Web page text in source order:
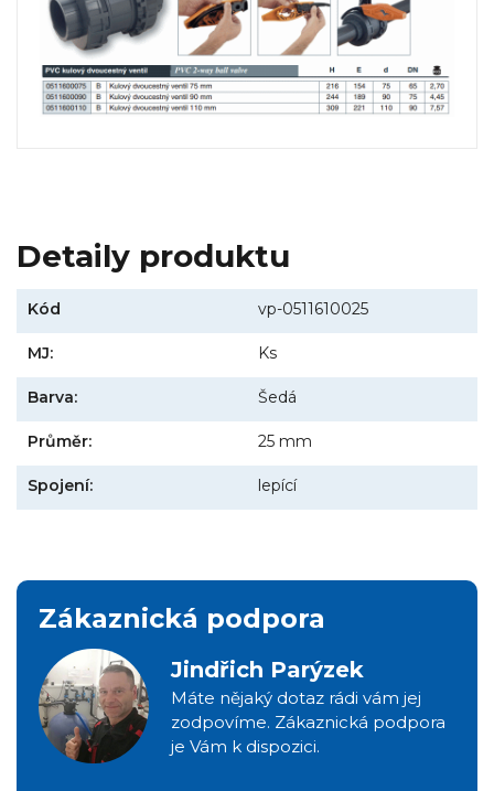
Detaily produktu
Kód vp-0511610025
MJ: Ks
Barva: Šedá
Průměr: 25 mm
Spojení: lepící
Zákaznická podpora
Jindřich Parýzek
Máte nějaký dotaz rádi vám jej
zodpovíme. Zákaznická podpora
je Vám k dispozici.